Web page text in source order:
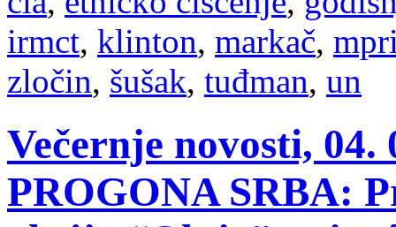
irmct, klinton, markač,
zločin, šušak, tuđman, un
Večernje novosti,
PROGONA SRBA: